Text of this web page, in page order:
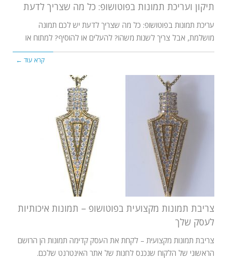
תיקון ועריכת תמונות בפוטושופ: כל מה שצריך לדעת
עריכת תמונות בפוטושופ: כל מה שצריך לדעת יש לכם תמונה
מושלמת, אבל צריך לשנות משהו? להעלים או להוסיף? למתוח או
קרא עוד ←
צריבת תמונות מקצועית בפוטושופ – תמונות איכותיות
לעסק שלך
צריבת תמונות מקצועית – לקחת את העסק קדימה תמונות הן הרושם
הראשוני של הלקוח שנכנס לחנות של אתר האינטרנט שלכם.